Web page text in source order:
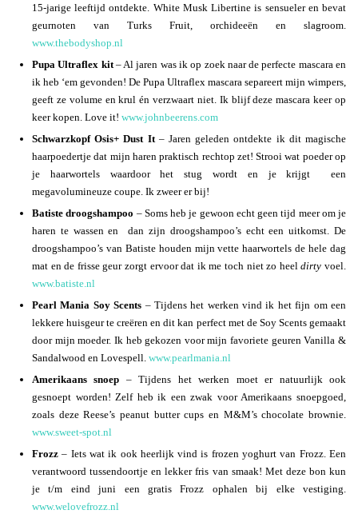
15-jarige leeftijd ontdekte. White Musk Libertine is sensueler en bevat
geurnoten van Turks Fruit, orchideeën en slagroom.
www.thebodyshop.nl
Pupa Ultraflex kit– Al jaren was ik op zoek naar de perfecte mascara en
ik heb ‘em gevonden! De Pupa Ultraflex mascara separeert mijn wimpers,
geeft ze volume en krul én verzwaart niet. Ik blijf deze mascara keer op
keer kopen. Love it! www.johnbeerens.com
Schwarzkopf Osis+ Dust It– Jaren geleden ontdekte ik dit magische
haarpoedertje dat mijn haren praktisch rechtop zet! Strooi wat poeder op
je haarwortels waardoor het stug wordt en je krijgt een
megavolumineuze coupe. Ik zweer er bij!
Batiste droogshampoo – Soms heb je gewoon echt geen tijd meer om je
haren te wassen en dan zijn droogshampoo’s echt een uitkomst. De
droogshampoo’s van Batiste houden mijn vette haarwortels de hele dag
mat en de frisse geur zorgt ervoor dat ik me toch niet zo heeldirty voel.
www.batiste.nl
Pearl Mania Soy Scents – Tijdens het werken vind ik het fijn om een
lekkere huisgeur te creëren en dit kan perfect met de Soy Scents gemaakt
door mijn moeder. Ik heb gekozen voor mijn favoriete geuren Vanilla &
Sandalwood en Lovespell. www.pearlmania.nl
Amerikaans snoep – Tijdens het werken moet er natuurlijk ook
gesnoept worden! Zelf heb ik een zwak voor Amerikaans snoepgoed,
zoals deze Reese’s peanut butter cups en M&M’s chocolate brownie.
www.sweet-spot.nl
Frozz – Iets wat ik ook heerlijk vind is frozen yoghurt van Frozz. Een
verantwoord tussendoortje en lekker fris van smaak! Met deze bon kun
je t/m eind juni een gratis Frozz ophalen bij elke vestiging.
www.welovefrozz.nl